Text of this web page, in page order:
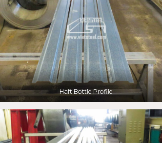
Haft Bottle Profile